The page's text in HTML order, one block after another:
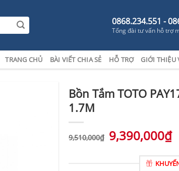
0868.234.551 -
Tổng đài tư vấn hỗ trợ
TRANG CHỦ BÀI VIẾT CHIA SẺ HỖ TRỢ GIỚI THIỆU
Bồn Tắm TOTO
1.7M
9,510,000₫ 9,390,000₫